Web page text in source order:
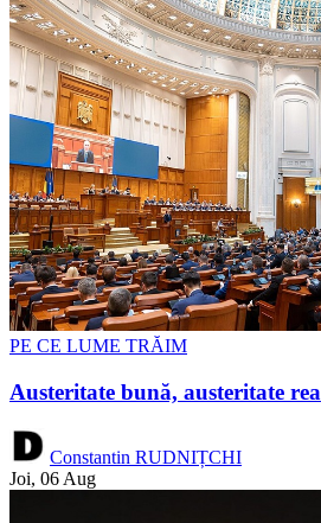
PE CE LUME TRĂIM
Austeritate bună, austeritate rea
Constantin RUDNIȚCHI
Joi, 06 Aug